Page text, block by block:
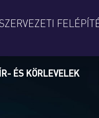
ÉS KÖRLEVELEK